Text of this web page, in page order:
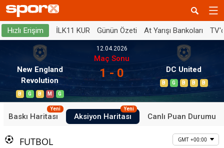
Hızlı Erişim İLK11 KUR Günün Özeti At Yarışı Bankoları
New England
Revolution
B G B M G
12.04.2026
Maç Sonu
1 - 0 DC United
B G B B B
Baskı Haritası
Yeni
Aksiyon Haritası
Yeni
Canlı Puan Durumu
FUTBOL GMT +00:00